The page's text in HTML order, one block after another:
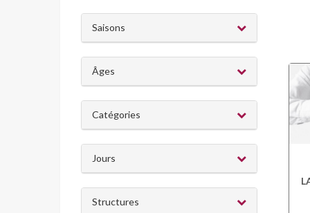
Saisons
Âges
Catégories
Jours
Structures